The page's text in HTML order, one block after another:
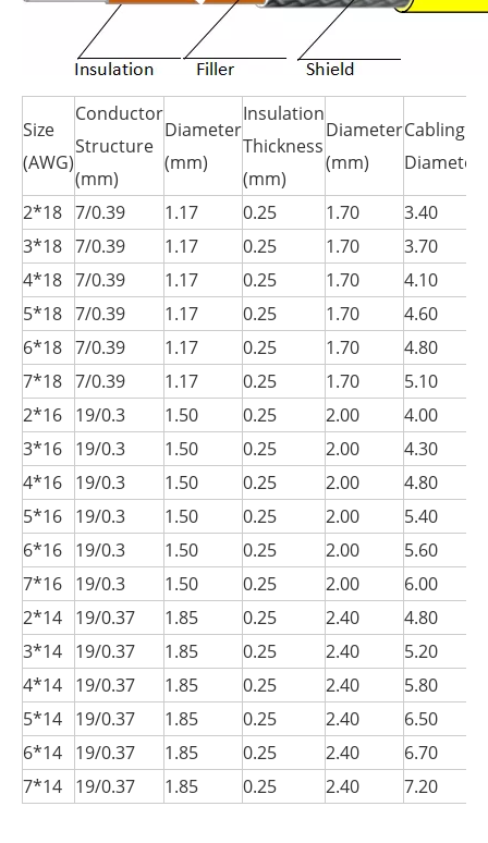
Size
(AWG)
Conductor
Structure
(mm)
Diameter
(mm)
Insulation
Thickness
(mm)
Diameter
(mm)
Cabling
Diameter
2*18 7/0.39 1.17 0.25 1.70 3.40
3*18 7/0.39 1.17 0.25 1.70 3.70
4*18 7/0.39 1.17 0.25 1.70 4.10
5*18 7/0.39 1.17 0.25 1.70 4.60
6*18 7/0.39 1.17 0.25 1.70 4.80
7*18 7/0.39 1.17 0.25 1.70 5.10
2*16 19/0.3 1.50 0.25 2.00 4.00
3*16 19/0.3 1.50 0.25 2.00 4.30
4*16 19/0.3 1.50 0.25 2.00 4.80
5*16 19/0.3 1.50 0.25 2.00 5.40
6*16 19/0.3 1.50 0.25 2.00 5.60
7*16 19/0.3 1.50 0.25 2.00 6.00
2*14 19/0.37 1.85 0.25 2.40 4.80
3*14 19/0.37 1.85 0.25 2.40 5.20
4*14 19/0.37 1.85 0.25 2.40 5.80
5*14 19/0.37 1.85 0.25 2.40 6.50
6*14 19/0.37 1.85 0.25 2.40 6.70
7*14 19/0.37 1.85 0.25 2.40 7.20